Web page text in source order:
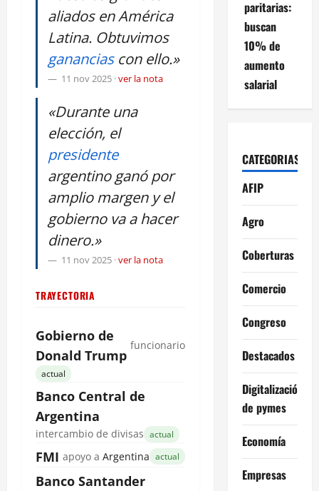
aliados en América
Latina. Obtuvimos
gananciascon ello.»
11 nov 2025 ·ver la nota
«Durante una
elección, el
presidente
argentino ganó por
amplio margen y el
gobierno va a hacer
dinero.»
11 nov 2025 ·ver la nota
TRAYECTORIA
Gobierno de
Donald Trump
funcionario
actual
Banco Central de
Argentina
intercambio de divisas actual
FMI apoyo a Argentina actual
Banco Santander
paritarias:
buscan
10% de
aumento
salarial
CATEGORIAS
AFIP
Agro
Coberturas
Comercio
Congreso
Destacados
Digitalización
de pymes
Economía
Empresas